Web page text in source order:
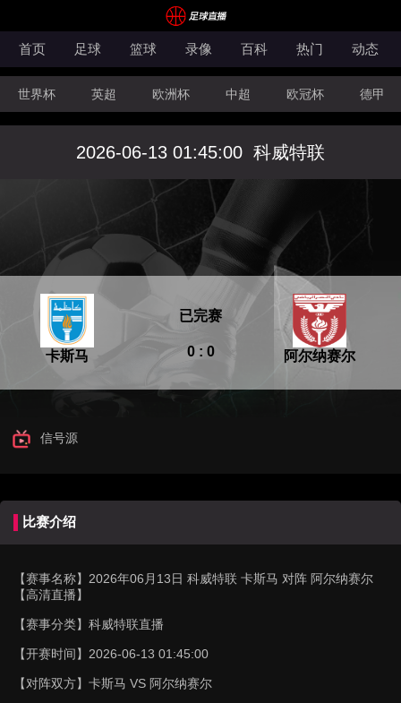
首页 足球 篮球 录像 百科 热门 动态
世界杯 英超 欧洲杯 中超 欧冠杯 德甲
CBA FIBA洲际杯
2026-06-13 01:45:00 科威特联
卡斯马 0 : 0
已完赛
阿尔纳赛尔
信号源
比赛介绍
【赛事名称】 2026年06月13日 科威特联 卡斯马 对阵 阿尔纳赛尔
【高清直播】
【赛事分类】 科威特联直播
【开赛时间】 2026-06-13 01:45:00
【对阵双方】 卡斯马 VS 阿尔纳赛尔